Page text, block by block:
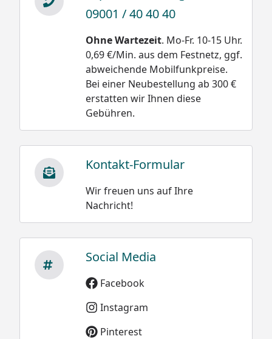
09001 / 40 40 40
Ohne Wartezeit. Mo-Fr. 10-15 Uhr.
0,69 €/Min. aus dem Festnetz, ggf.
abweichende Mobilfunkpreise.
Bei einer Neubestellung ab 300 €
erstatten wir Ihnen diese
Gebühren.
Kontakt-Formular
Wir freuen uns auf Ihre
Nachricht!
Social Media
Facebook
Instagram
Pinterest